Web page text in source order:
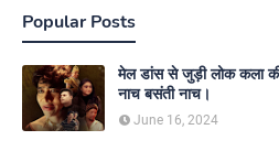
Popular Posts
मेल डांस से जुड़ी लोक कला की
नाच बसंती नाच।
June 16, 2024